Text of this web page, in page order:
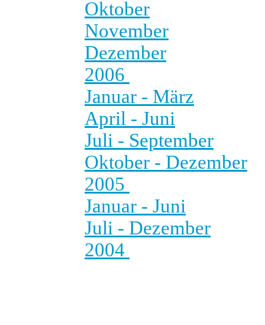
Oktober
November
Dezember
2006
Januar - März
April - Juni
Juli - September
Oktober - Dezember
2005
Januar - Juni
Juli - Dezember
2004